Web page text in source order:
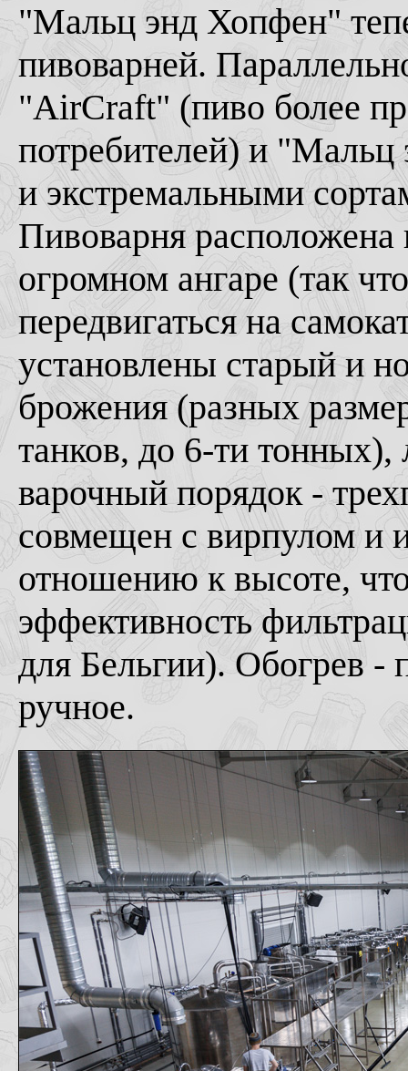
"Мальц энд Хопфен"
пивоварней.
"AirCraft" (пиво более
потребителей) и
и экстремальными
Пивоварня
огромном ангаре (так
передвигаться на
установлены старый и
брожения (разных
танков, до 6-ти
варочный порядок -
совмещен с вирпулом и
отношению к высоте,
эффективность
для Бельгии). Обогрев -
ручное.